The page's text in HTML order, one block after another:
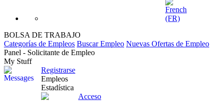
BOLSA DE TRABAJO
Categorías de Empleos Buscar Empleo Nuevas Ofertas de Empleo
Panel - Solicitante de Empleo
My Stuff
Registrarse
Empleos
Estadística
Acceso